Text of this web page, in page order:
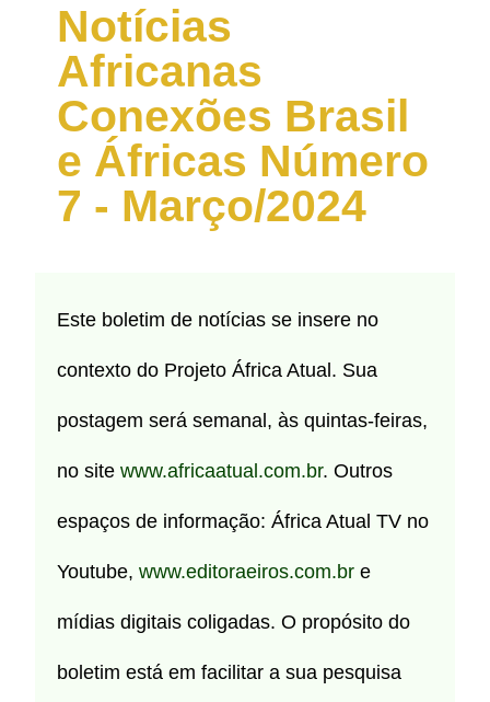
Notícias
Africanas
Conexões Brasil
e Áfricas Número
7 - Março/2024
Este boletim de notícias se insere no
contexto do Projeto África Atual. Sua
postagem será semanal, às quintas-feiras,
no sitewww.africaatual.com.br. Outros
espaços de informação: África Atual TV no
Youtube,www.editoraeiros.com.br e
mídias digitais coligadas. O propósito do
boletim está em facilitar a sua pesquisa